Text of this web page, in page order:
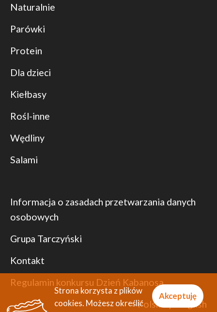
Naturalnie
Parówki
Protein
Dla dzieci
Kiełbasy
Rośl-inne
Wędliny
Salami
Informacja o zasadach przetwarzania danych
osobowych
Grupa Tarczyński
Kontakt
Regulamin konkursu Dzień Kabanosa
Polski
English
Akceptuję
Strona korzysta z plików
cookies. Możesz określić